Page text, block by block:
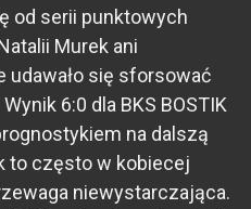
od serii punktowych
Murek ani
udawało się sforsować
6:0 dla BKS BOSTIK
na dalszą
to często w kobiecej
niewystarczająca.